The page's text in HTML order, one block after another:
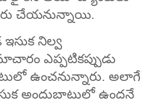
చేయనున్నాయి.
ఇసుక నిల్వ
ఎప్పటికప్పుడు
ఉంచనున్నారు. అలాగే
అందుబాటులో ఉందనే